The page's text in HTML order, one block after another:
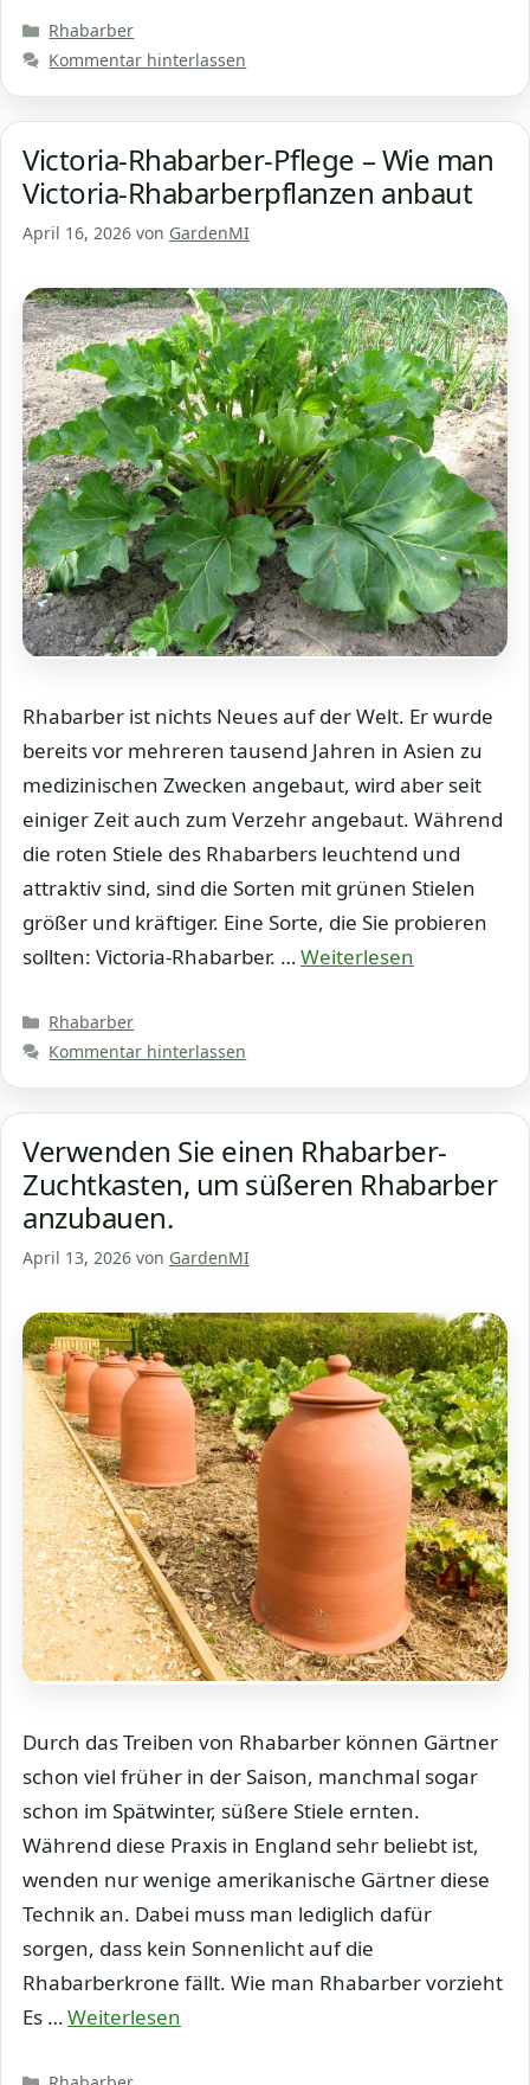
Kategorien
Rhabarber
Kommentar hinterlassen
Victoria-Rhabarber-Pflege – Wie man
Victoria-Rhabarberpflanzen anbaut
April 16, 2026 von GardenMI
Rhabarber ist nichts Neues auf der Welt. Er wurde
bereits vor mehreren tausend Jahren in Asien zu
medizinischen Zwecken angebaut, wird aber seit
einiger Zeit auch zum Verzehr angebaut. Während
die roten Stiele des Rhabarbers leuchtend und
attraktiv sind, sind die Sorten mit grünen Stielen
größer und kräftiger. Eine Sorte, die Sie probieren
sollten: Victoria-Rhabarber. …Weiterlesen
Kategorien
Rhabarber
Kommentar hinterlassen
Verwenden Sie einen Rhabarber-
Zuchtkasten, um süßeren Rhabarber
anzubauen.
April 13, 2026 von GardenMI
Durch das Treiben von Rhabarber können Gärtner
schon viel früher in der Saison, manchmal sogar
schon im Spätwinter, süßere Stiele ernten.
Während diese Praxis in England sehr beliebt ist,
wenden nur wenige amerikanische Gärtner diese
Technik an. Dabei muss man lediglich dafür
sorgen, dass kein Sonnenlicht auf die
Rhabarberkrone fällt. Wie man Rhabarber vorzieht
Es …Weiterlesen
Kategorien